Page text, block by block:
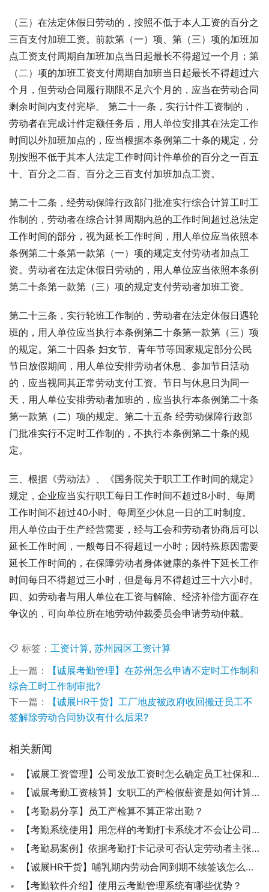
（三）在法定休假日劳动的，按照不低于本人工资的百分之
三百支付加班工资。前款第（一）项、第（三）项的加班加
点工资支付周期自加班加点当日起最长不得超过一个月；第
（二）项的加班工资支付周期自加班当日起最长不得超过六
个月，但劳动合同履行期限不足六个月的，应当在劳动合同
剩余时间内支付完毕。 第二十一条，实行计件工资制的，
劳动者在完成计件定额任务后，用人单位安排其在法定工作
时间以外加班加点的，应当根据本条例第二十条的规定，分
别按照不低于其本人法定工作时间计件单价的百分之一百五
十、百分之二百、百分之三百支付加班加点工资。
第二十二条，经劳动保障行政部门批准实行综合计算工时工
作制的，劳动者在综合计算周期内总的工作时间超过总法定
工作时间的部分，视为延长工作时间，用人单位应当依照本
条例第二十条第一款第（一）项的规定支付劳动者加点工
资。劳动者在法定休假日劳动的，用人单位应当依照本条例
第二十条第一款第（三）项的规定支付劳动者加班工资。
第二十三条，实行轮班工作制的，劳动者在法定休假日遇轮
班的，用人单位应当执行本条例第二十条第一款第（三）项
的规定。第二十四条 妇女节、青年节等国家规定部分公民
节日放假期间，用人单位安排劳动者休息、参加节日活动
的，应当视同其正常劳动支付工资。节日与休息日为同一
天，用人单位安排劳动者加班的，应当执行本条例第二十条
第一款第（二）项的规定。第二十五条 经劳动保障行政部
门批准实行不定时工作制的，不执行本条例第二十条的规
定。
三、根据《劳动法》、《国务院关于职工工作时间的规定》
规定，企业应当实行职工每日工作时间不超过8小时、每周
工作时间不超过40小时、每周至少休息一日的工时制度。
用人单位由于生产经营需要，经与工会和劳动者协商后可以
延长工作时间，一般每日不得超过一小时；因特殊原因需要
延长工作时间的，在保障劳动者身体健康的条件下延长工作
时间每日不得超过三小时，但是每月不得超过三十六小时。
四、如劳动者与用人单位在工资与解除、经济补偿方面存在
争议的，可向单位所在地劳动仲裁委员会申请劳动仲裁。
标签： 工资计算, 苏州园区工资计算
上一篇：
【诚展考勤管理】在苏州怎么申请不定时工作制和
综合工时工作制审批?
下一篇：
【诚展HR干货】工厂地皮被政府收回搬迁员工不
签解除劳动合同协议有什么后果?
相关新闻
【诚展工资管理】公司发放工资时怎么确定员工社保和公积金缴纳基数？
【诚展考勤工资核算】女职工的产检假薪资是如何计算的？
【考勤易分享】员工产检算不算正常出勤？
【考勤系统使用】用怎样的考勤打卡系统才不会让公司走向衰落了？
【考勤易案例】依据考勤打卡记录可否认定劳动者主张的加班事实成立？
【诚展HR干货】哺乳期内劳动合同到期不续签该怎么补偿了？
【考勤软件介绍】使用云考勤管理系统有哪些优势？